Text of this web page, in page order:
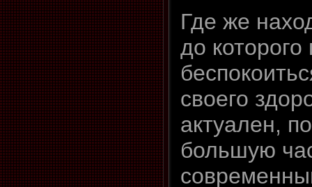
Где же
до
своего
актуален,
большую